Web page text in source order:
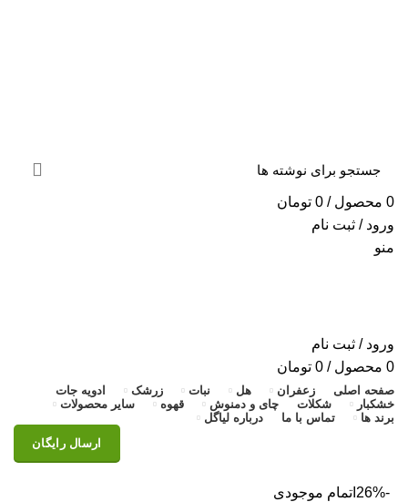
0 محصول /
0 تومان
ورود / ثبت نام
منو
ورود / ثبت نام
0 محصول /
0 تومان
صفحه اصلی زعفران هل نبات زرشک
ادویه جات
خشکبار
شکلات چای و دمنوش قهوه
سایر محصولات
برند ها
تماس با ما
درباره لیاگل
ارسال رایگان
-26% اتمام موجودی